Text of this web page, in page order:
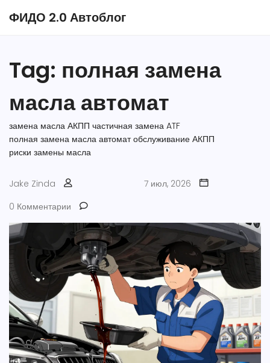
ФИДО 2.0 Автоблог
Tag: полная замена
масла автомат
замена масла АКПП частичная замена ATF
полная замена масла автомат обслуживание АКПП
риски замены масла
Jake Zinda
7 июл, 2026
0 Комментарии